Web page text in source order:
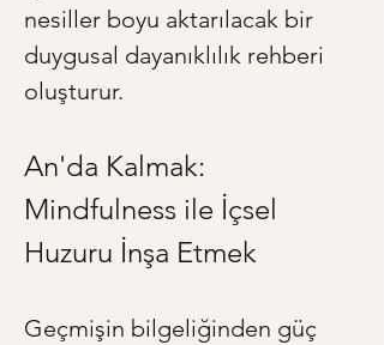
nesiller boyu aktarılacak bir
duygusal dayanıklılık rehberi
oluşturur.
An'da Kalmak:
Mindfulness ile İçsel
Huzuru İnşa Etmek
Geçmişin bilgeliğinden güç